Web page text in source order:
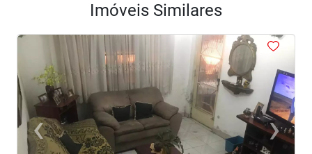
Imóveis Similares
‹Previous ›Next